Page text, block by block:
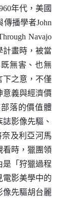
年代，美國
傳播學者John
Navajo
計畫時，被當
無害、也無
下之意，不僅
意義與經濟價
落的價值體
影像先驅、
奈及利亞河馬
看時，獵團領
是「狩獵過程
電影美學中的
像先驅胡台麗